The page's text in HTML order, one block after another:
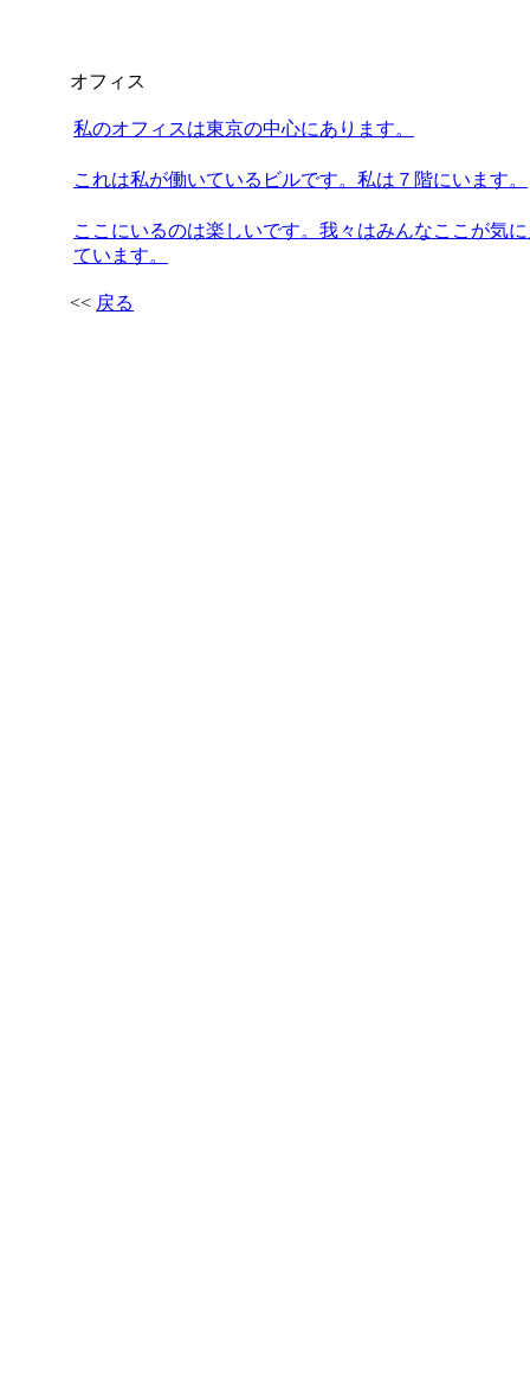
オフィス
私のオフィスは東京の中心にあります。
これは私が働いているビルです。私は７階にいます。
ここにいるのは楽しいです。我々はみんなここが気
ています。
<< 戻る